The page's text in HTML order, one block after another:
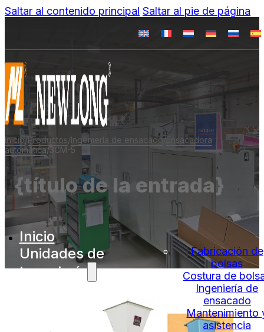
Saltar al contenido principal Saltar al pie de página
Inicio
Unidades de
Ingeniería
Fabricación de
bolsas
Costura de
Ingeniería de
ensacado
Mantenimiento
asistencia
Inicio/Productos/Ingeniería de ensacado/Ensacadora
automática/3CM-5
{título de la entrada}